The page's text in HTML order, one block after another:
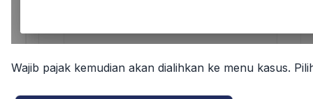
Wajib pajak kemudian akan dialihkan ke menu kasus.